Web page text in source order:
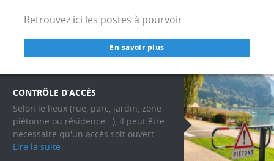
Retrouvez ici les postes à pourvoir
En savoir plus
CONTRÔLE D’ACCÈS
Selon le lieux (rue, parc, jardin, zone
piétonne ou résidence...), il peut être
nécessaire qu'un accès soit ouvert,...
Lire la suite